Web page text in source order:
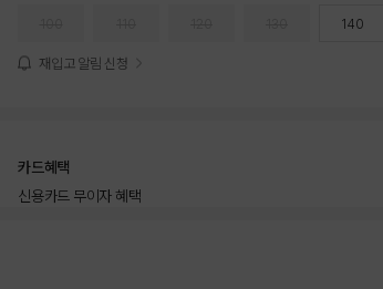
140
재입고 알림 신청
카드혜택
신용카드 무이자 혜택